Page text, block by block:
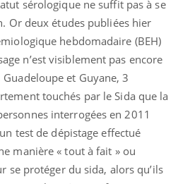
sérologique ne suffit pas à se
Or deux études publiées hier
hebdomadaire (BEH)
n’est visiblement pas encore
et Guyane, 3
touchés par le Sida que la
interrogées en 2011
test de dépistage effectué
manière « tout à fait » ou
se protéger du sida, alors qu’ils